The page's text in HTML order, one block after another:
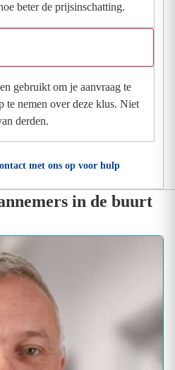
beter de prijsinschatting.
gebruikt om je aanvraag te
te nemen over deze klus. Niet
derden.
met ons op voor hulp
in de buurt